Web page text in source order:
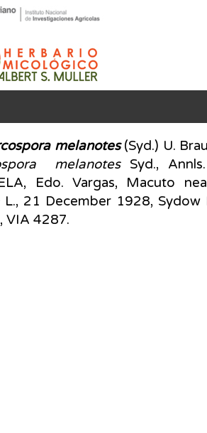
melanotes(Syd.) U.
melanotesSyd.,
Edo. Vargas, Macuto
L., 21 December 1928, Sydow
VIA 4287.